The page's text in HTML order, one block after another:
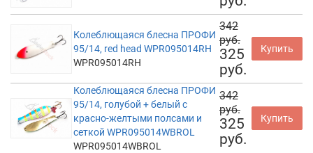
Колеблющаяся блесна ПРОФИ
95/14, red head WPR095014RH
WPR095014RH
342
руб.
325
руб.
Купить
Колеблющаяся блесна ПРОФИ
95/14, голубой + белый с
красно-желтыми полсами и
сеткой WPR095014WBROL
WPR095014WBROL
342
руб.
325
руб.
Купить